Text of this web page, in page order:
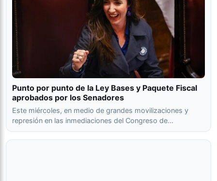
Punto por punto de la Ley Bases y Paquete Fiscal
aprobados por los Senadores
Este miércoles, en medio de grandes movilizaciones y
represión en las inmediaciones del Congreso de…